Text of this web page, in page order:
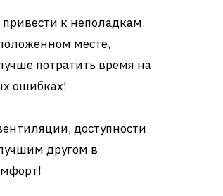
к неполадкам.
месте,
потратить время на
ошибках!
доступности
другом в